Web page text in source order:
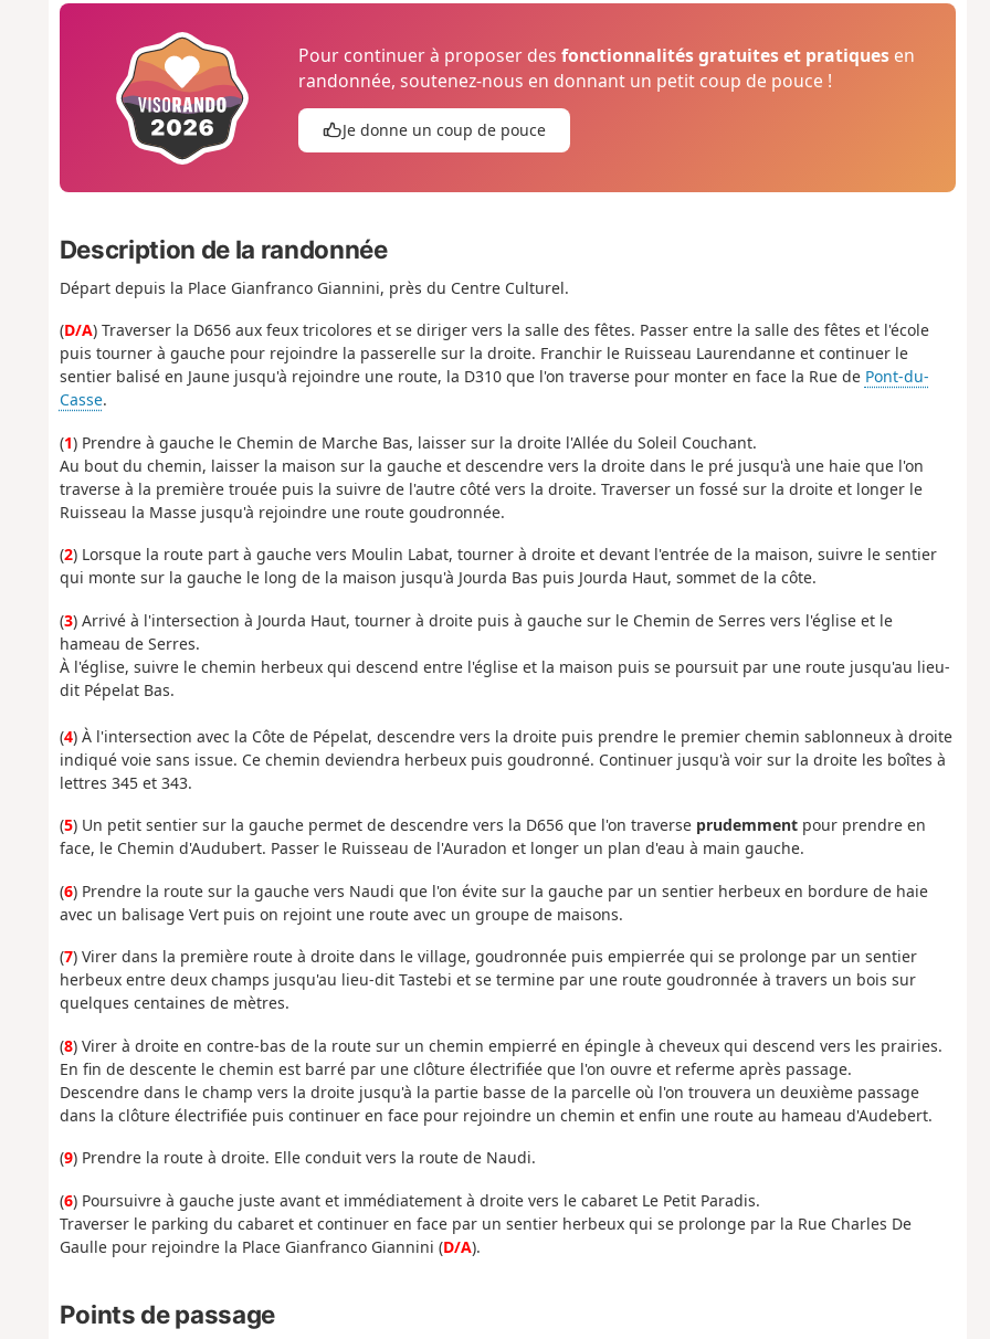
Pour continuer à proposer desfonctionnalités gratuites et pratiques en
randonnée, soutenez-nous en donnant un petit coup de pouce !
Je donne un coup de pouce
Description de la randonnée
Départ depuis la Place Gianfranco Giannini, près du Centre Culturel.
(D/A) Traverser la D656 aux feux tricolores et se diriger vers la salle des fêtes. Passer entre la salle des fêtes et l'école
puis tourner à gauche pour rejoindre la passerelle sur la droite. Franchir le Ruisseau Laurendanne et continuer le
sentier balisé en Jaune jusqu'à rejoindre une route, la D310 que l'on traverse pour monter en face la Rue de Pont-du-
Casse.
(1) Prendre à gauche le Chemin de Marche Bas, laisser sur la droite l'Allée du Soleil Couchant.
Au bout du chemin, laisser la maison sur la gauche et descendre vers la droite dans le pré jusqu'à une haie que l'on
traverse à la première trouée puis la suivre de l'autre côté vers la droite. Traverser un fossé sur la droite et longer le
Ruisseau la Masse jusqu'à rejoindre une route goudronnée.
(2) Lorsque la route part à gauche vers Moulin Labat, tourner à droite et devant l'entrée de la maison, suivre le sentier
qui monte sur la gauche le long de la maison jusqu'à Jourda Bas puis Jourda Haut, sommet de la côte.
(3) Arrivé à l'intersection à Jourda Haut, tourner à droite puis à gauche sur le Chemin de Serres vers l'église et le
hameau de Serres.
À l'église, suivre le chemin herbeux qui descend entre l'église et la maison puis se poursuit par une route jusqu'au lieu-
dit Pépelat Bas.
(4) À l'intersection avec la Côte de Pépelat, descendre vers la droite puis prendre le premier chemin sablonneux à droite
indiqué voie sans issue. Ce chemin deviendra herbeux puis goudronné. Continuer jusqu'à voir sur la droite les boîtes à
lettres 345 et 343.
(5) Un petit sentier sur la gauche permet de descendre vers la D656 que l'on traverse prudemmentpour prendre en
face, le Chemin d'Audubert. Passer le Ruisseau de l'Auradon et longer un plan d'eau à main gauche.
(6) Prendre la route sur la gauche vers Naudi que l'on évite sur la gauche par un sentier herbeux en bordure de haie
avec un balisage Vert puis on rejoint une route avec un groupe de maisons.
(7) Virer dans la première route à droite dans le village, goudronnée puis empierrée qui se prolonge par un sentier
herbeux entre deux champs jusqu'au lieu-dit Tastebi et se termine par une route goudronnée à travers un bois sur
quelques centaines de mètres.
(8) Virer à droite en contre-bas de la route sur un chemin empierré en épingle à cheveux qui descend vers les prairies.
En fin de descente le chemin est barré par une clôture électrifiée que l'on ouvre et referme après passage.
Descendre dans le champ vers la droite jusqu'à la partie basse de la parcelle où l'on trouvera un deuxième passage
dans la clôture électrifiée puis continuer en face pour rejoindre un chemin et enfin une route au hameau d'Audebert.
(9) Prendre la route à droite. Elle conduit vers la route de Naudi.
(6) Poursuivre à gauche juste avant et immédiatement à droite vers le cabaret Le Petit Paradis.
Traverser le parking du cabaret et continuer en face par un sentier herbeux qui se prolonge par la Rue Charles De
Gaulle pour rejoindre la Place Gianfranco Giannini (D/A).
Points de passage